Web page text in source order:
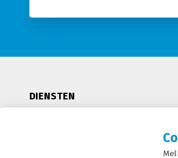
DIENSTEN
Modaal en Intermodaal